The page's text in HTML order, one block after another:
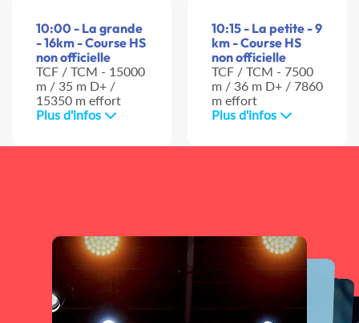
10:00 - La grande
- 16km - Course HS
non officielle
TCF / TCM - 15000
m / 35 m D+ /
15350 m effort
Plus d'infos
10:15 - La petite - 9
km - Course HS
non officielle
TCF / TCM - 7500
m / 36 m D+ / 7860
m effort
Plus d'infos